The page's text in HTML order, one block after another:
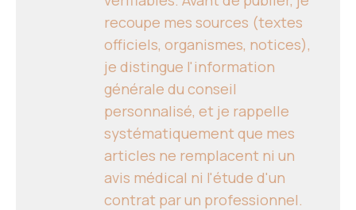
recoupe mes sources (textes
officiels, organismes, notices),
je distingue l'information
générale du conseil
personnalisé, et je rappelle
systématiquement que mes
articles ne remplacent ni un
avis médical ni l'étude d'un
contrat par un professionnel.